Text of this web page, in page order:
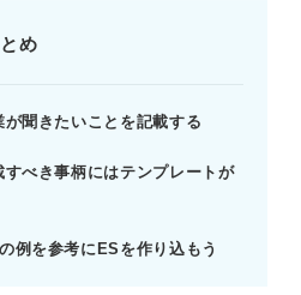
と学びたい意欲を伝える。
友人に確認してもらう。
る
イントを押さえたら怖くな
め
聞きたいことを記載する
べき事柄にはテンプレートが
例を参考にESを作り込もう